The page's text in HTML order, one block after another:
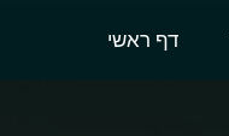
דף ראשי